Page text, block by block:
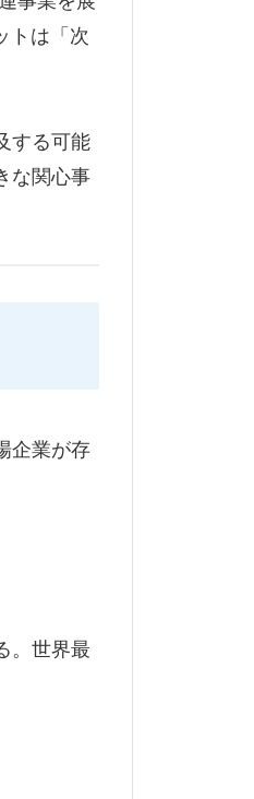
トは「次
する可能
な関心事
企業が存
。世界最